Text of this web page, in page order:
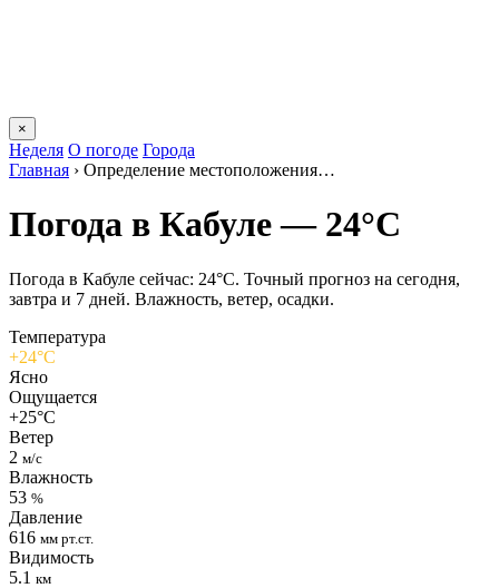
×
Неделя О погоде Города
Главная › Определение местоположения…
Погода в Кабуле — 24°C
Погода в Кабуле сейчас: 24°C. Точный прогноз на сегодня,
завтра и 7 дней. Влажность, ветер, осадки.
Температура
+24°C
Ясно
Ощущается
+25°C
Ветер
2 м/с
Влажность
53 %
Давление
616 мм рт.ст.
Видимость
5.1 км